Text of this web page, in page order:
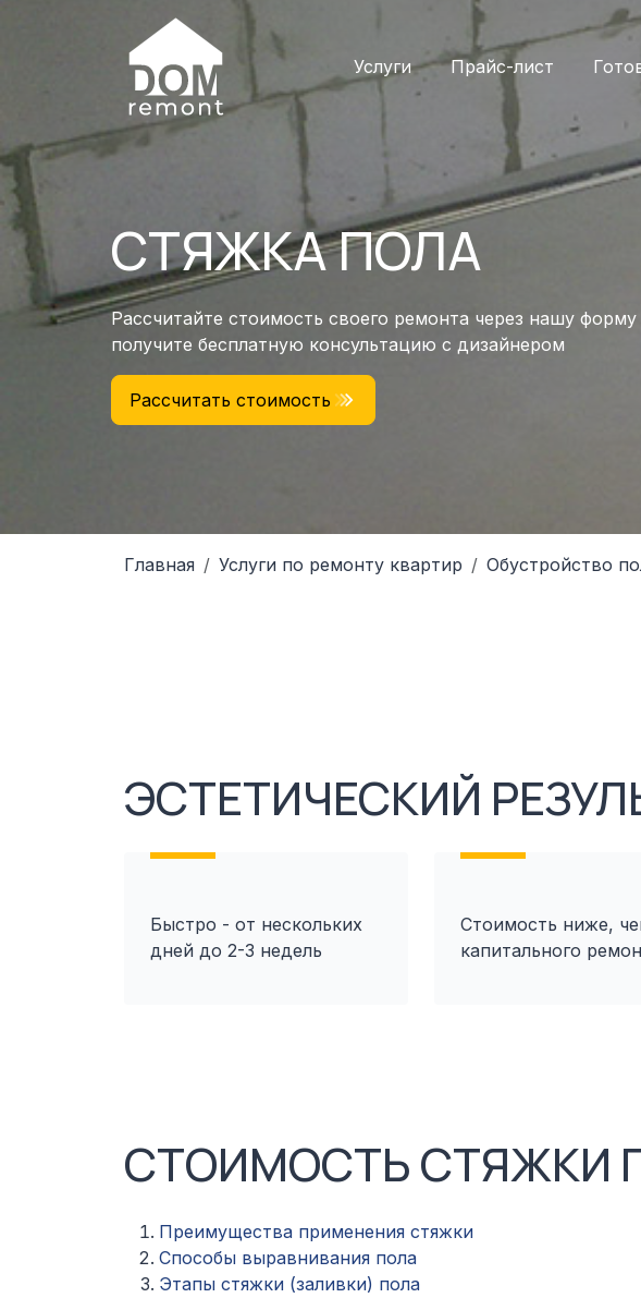
Услуги Прайс-лист
СТЯЖКА ПОЛА
Рассчитайте стоимость своего ремонта через нашу форму
получите бесплатную консультацию с дизайнером
Рассчитать стоимость
Главная Услуги по ремонту квартир Обустройство
ЭСТЕТИЧЕСКИЙ
Быстро - от нескольких
дней до 2-3 недель
Стоимость ниже,
капитального
СТОИМОСТЬ СТЯЖКИ
Преимущества применения стяжки
Способы выравнивания пола
Этапы стяжки (заливки) пола